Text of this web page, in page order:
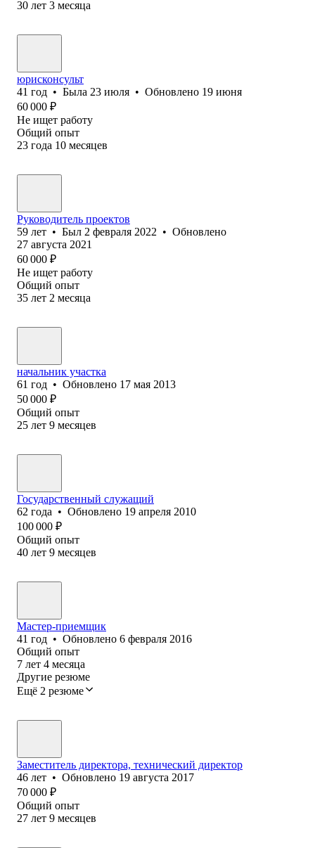
30 лет 3 месяца
юрисконсульт
41 год • Была 23 июля • Обновлено 19 июня
60 000 ₽
Не ищет работу
Общий опыт
23 года 10 месяцев
Руководитель проектов
59 лет • Был 2 февраля 2022 • Обновлено
27 августа 2021
60 000 ₽
Не ищет работу
Общий опыт
35 лет 2 месяца
начальник участка
61 год • Обновлено 17 мая 2013
50 000 ₽
Общий опыт
25 лет 9 месяцев
Государственный служащий
62 года • Обновлено 19 апреля 2010
100 000 ₽
Общий опыт
40 лет 9 месяцев
Мастер-приемщик
41 год • Обновлено 6 февраля 2016
Общий опыт
7 лет 4 месяца
Другие резюме
Ещё 2 резюме
Заместитель директора, технический директор
46 лет • Обновлено 19 августа 2017
70 000 ₽
Общий опыт
27 лет 9 месяцев